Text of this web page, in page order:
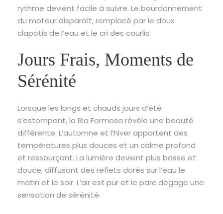
rythme devient facile à suivre. Le bourdonnement
du moteur disparaît, remplacé par le doux
clapotis de l’eau et le cri des courlis.
Jours Frais, Moments de
Sérénité
Lorsque les longs et chauds jours d’été
s’estompent, la Ria Formosa révèle une beauté
différente. L’automne et l’hiver apportent des
températures plus douces et un calme profond
et ressourçant. La lumière devient plus basse et
douce, diffusant des reflets dorés sur l’eau le
matin et le soir. L’air est pur et le parc dégage une
sensation de sérénité.